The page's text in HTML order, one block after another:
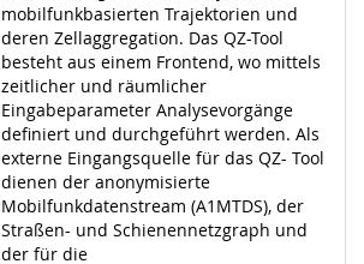
mobilfunkbasierten Trajektorien und
deren Zellaggregation. Das QZ-Tool
besteht aus einem Frontend, wo mittels
zeitlicher und räumlicher
Eingabeparameter Analysevorgänge
definiert und durchgeführt werden. Als
externe Eingangsquelle für das QZ- Tool
dienen der anonymisierte
Mobilfunkdatenstream (A1MTDS), der
Straßen- und Schienennetzgraph und
der für die